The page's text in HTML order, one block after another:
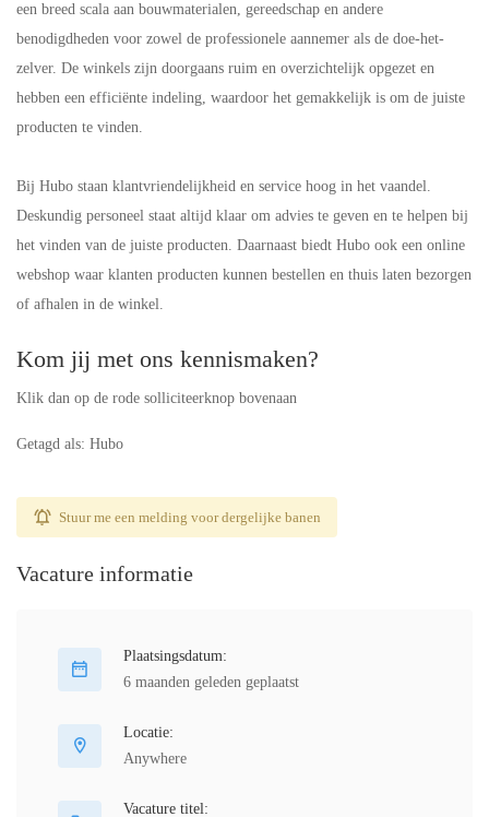
een breed scala aan bouwmaterialen, gereedschap en andere
benodigdheden voor zowel de professionele aannemer als de doe-het-
zelver. De winkels zijn doorgaans ruim en overzichtelijk opgezet en
hebben een efficiënte indeling, waardoor het gemakkelijk is om de juiste
producten te vinden.
Bij Hubo staan klantvriendelijkheid en service hoog in het vaandel.
Deskundig personeel staat altijd klaar om advies te geven en te helpen bij
het vinden van de juiste producten. Daarnaast biedt Hubo ook een online
webshop waar klanten producten kunnen bestellen en thuis laten bezorgen
of afhalen in de winkel.
Kom jij met ons kennismaken?
Klik dan op de rode solliciteerknop bovenaan
Getagd als: Hubo
Stuur me een melding voor dergelijke banen
Vacature informatie
Plaatsingsdatum:
6 maanden geleden geplaatst
Locatie:
Anywhere
Vacature titel: